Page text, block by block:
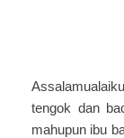
tengok dan
mahupun ibu